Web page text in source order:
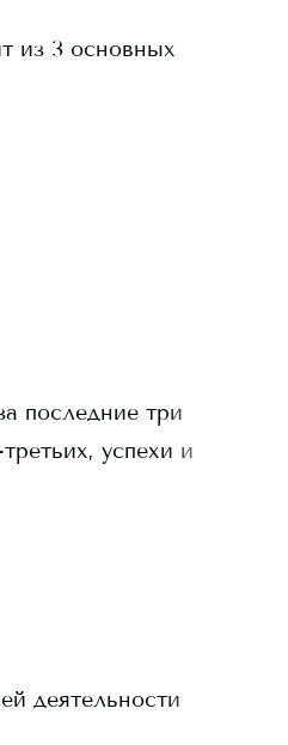
из 3 основных
последние три
успехи и
деятельности